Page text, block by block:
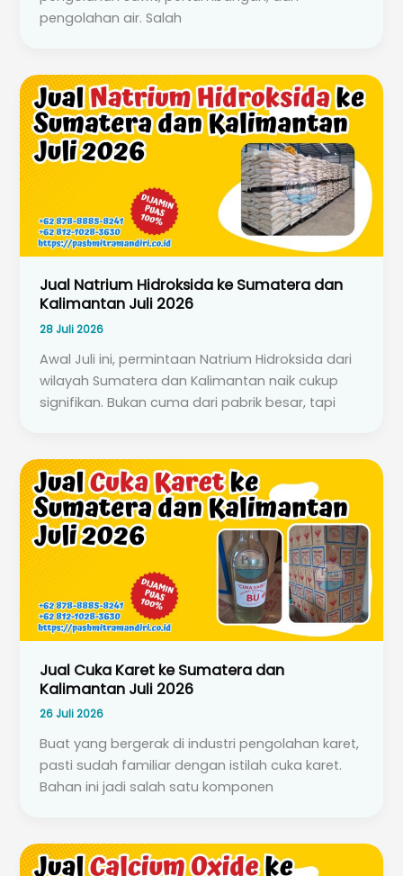
pengolahan air. Salah
Jual Natrium Hidroksida ke Sumatera dan
Kalimantan Juli 2026
28 Juli 2026
Awal Juli ini, permintaan Natrium Hidroksida dari
wilayah Sumatera dan Kalimantan naik cukup
signifikan. Bukan cuma dari pabrik besar, tapi
Jual Cuka Karet ke Sumatera dan
Kalimantan Juli 2026
26 Juli 2026
Buat yang bergerak di industri pengolahan karet,
pasti sudah familiar dengan istilah cuka karet.
Bahan ini jadi salah satu komponen